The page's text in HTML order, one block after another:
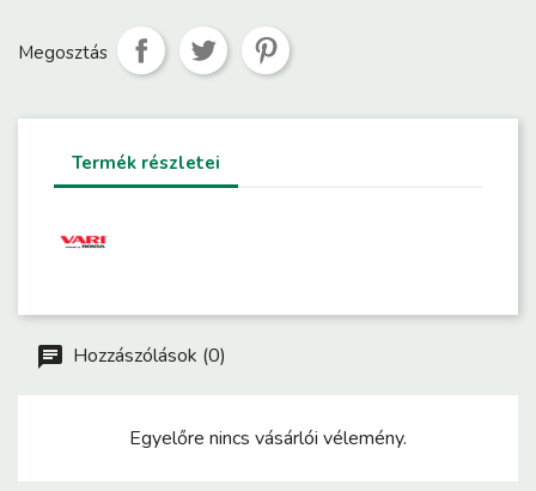
Megosztás
Termék részletei
Hozzászólások (0)
Egyelőre nincs vásárlói vélemény.